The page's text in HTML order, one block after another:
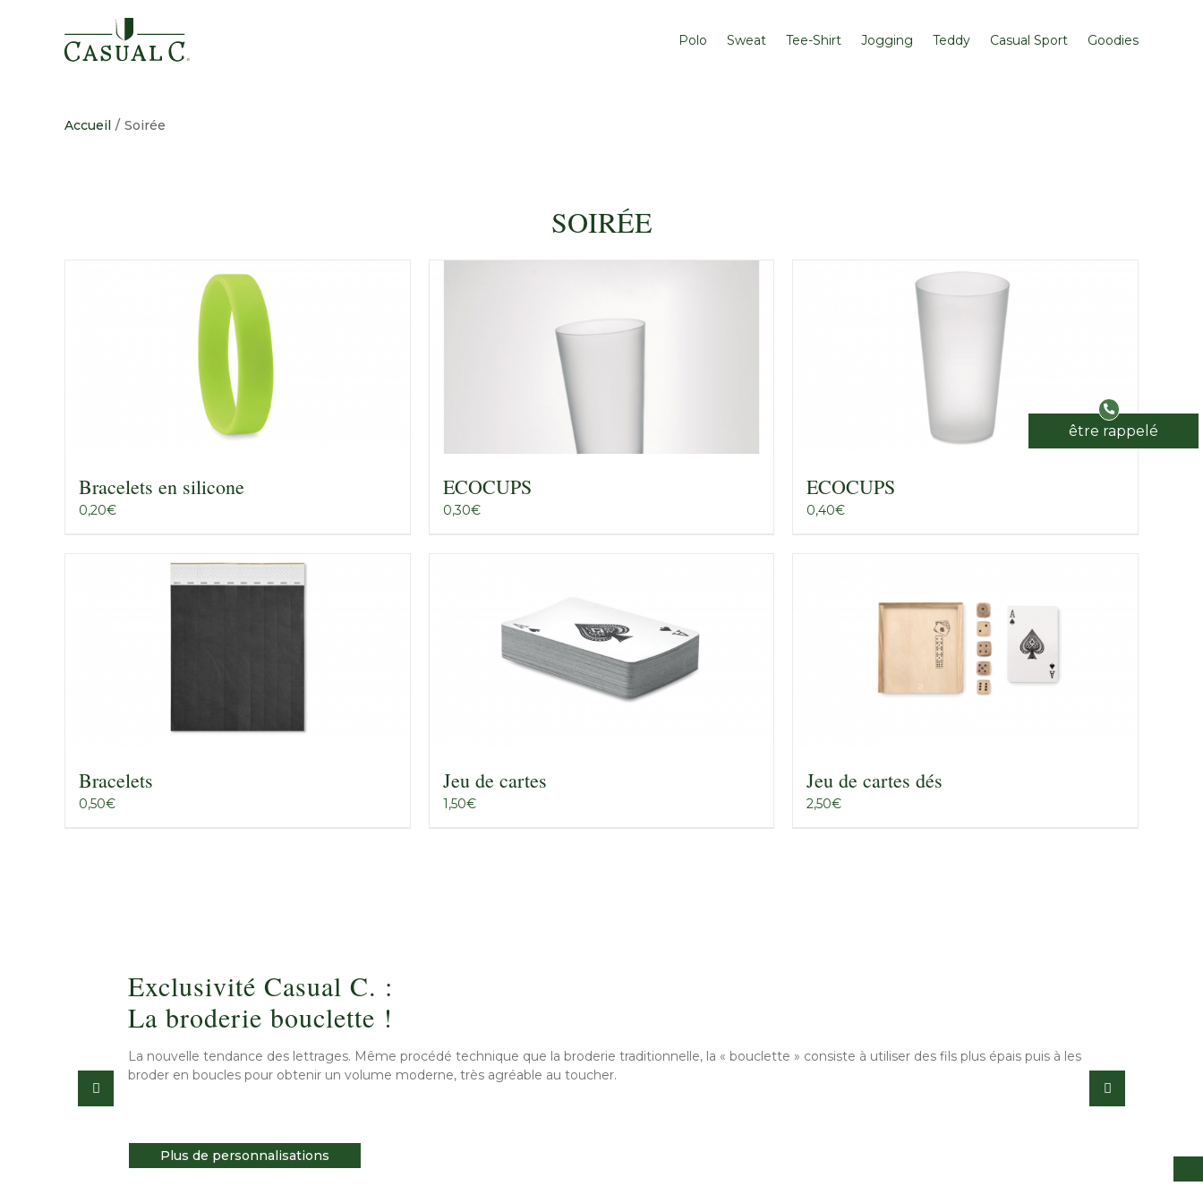
être rappelé
Polo Sweat Tee-Shirt Jogging Teddy Casual Sport Goodies
Accueil / Soirée
SOIRÉE
Bracelets en silicone
0,20€
ECOCUPS
0,30€
ECOCUPS
0,40€
Bracelets
0,50€
Jeu de cartes
1,50€
Jeu de cartes dés
2,50€
Exclusivité Casual C. :
La broderie bouclette !
La nouvelle tendance des lettrages. Même procédé technique que la broderie traditionnelle, la « bouclette » consiste à utiliser des fils plus épais puis à les
broder en boucles pour obtenir un volume moderne, très agréable au toucher.
Plus de personnalisations